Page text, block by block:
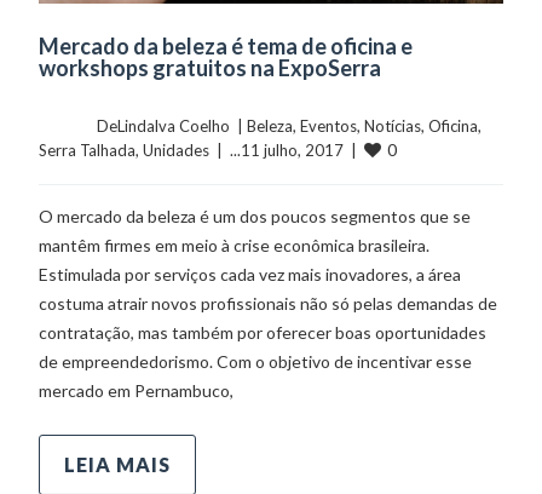
Mercado da beleza é tema de oficina e
workshops gratuitos na ExpoSerra
	    	DeLindalva Coelho  |
Beleza, Eventos, Notícias, Oficina
Serra Talhada, Unidades
  |  ...11 julho, 2017  |
0
O mercado da beleza é um dos poucos segmentos que se
mantêm firmes em meio à crise econômica brasileira.
Estimulada por serviços cada vez mais inovadores, a área
costuma atrair novos profissionais não só pelas demandas de
contratação, mas também por oferecer boas oportunidades
de empreendedorismo. Com o objetivo de incentivar esse
mercado em Pernambuco,
LEIA MAIS